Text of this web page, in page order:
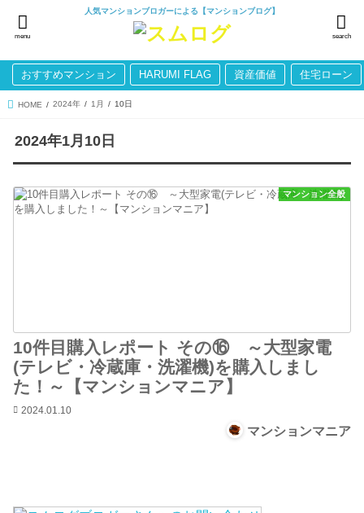
人気マンションブロガーによる【マンションブログ】
search
menu
おすすめマンション HARUMI FLAG 資産価値 住宅ローン
HOME 2024年 1月 10日
2024年1月10日
マンション全般
10件目購入レポート その⑯ ～大型家電
(テレビ・冷蔵庫・洗濯機)を購入しまし
た！～【マンションマニア】
2024.01.10
マンションマニア